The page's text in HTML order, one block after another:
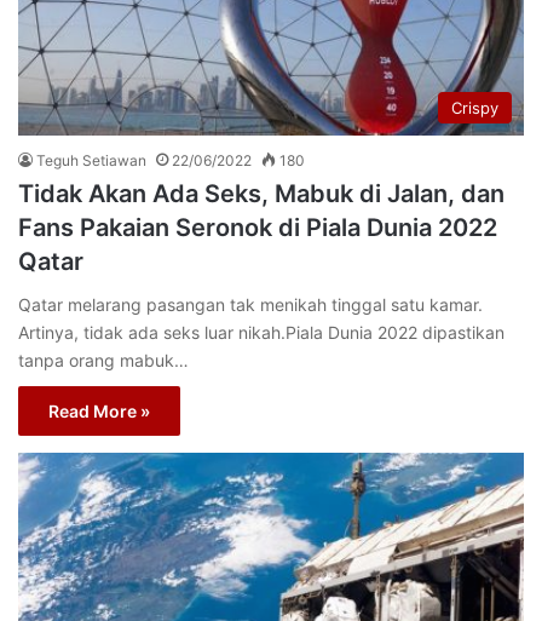
Crispy
Teguh Setiawan 22/06/2022 180
Tidak Akan Ada Seks, Mabuk di Jalan, dan
Fans Pakaian Seronok di Piala Dunia 2022
Qatar
Qatar melarang pasangan tak menikah tinggal satu kamar.
Artinya, tidak ada seks luar nikah.Piala Dunia 2022 dipastikan
tanpa orang mabuk…
Read More »